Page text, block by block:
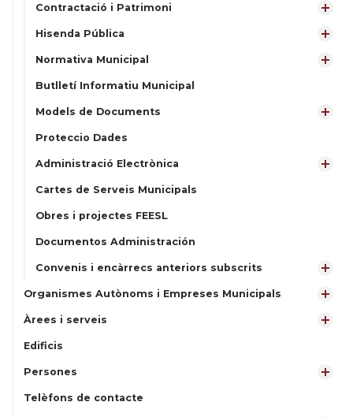
Contractació i Patrimoni
Hisenda Pública
Normativa Municipal
Butlletí Informatiu Municipal
Models de Documents
Proteccio Dades
Administració Electrònica
Cartes de Serveis Municipals
Obres i projectes FEESL
Documentos Administración
Convenis i encàrrecs anteriors subscrits
Organismes Autònoms i Empreses Municipals
Àrees i serveis
Edificis
Persones
Telèfons de contacte